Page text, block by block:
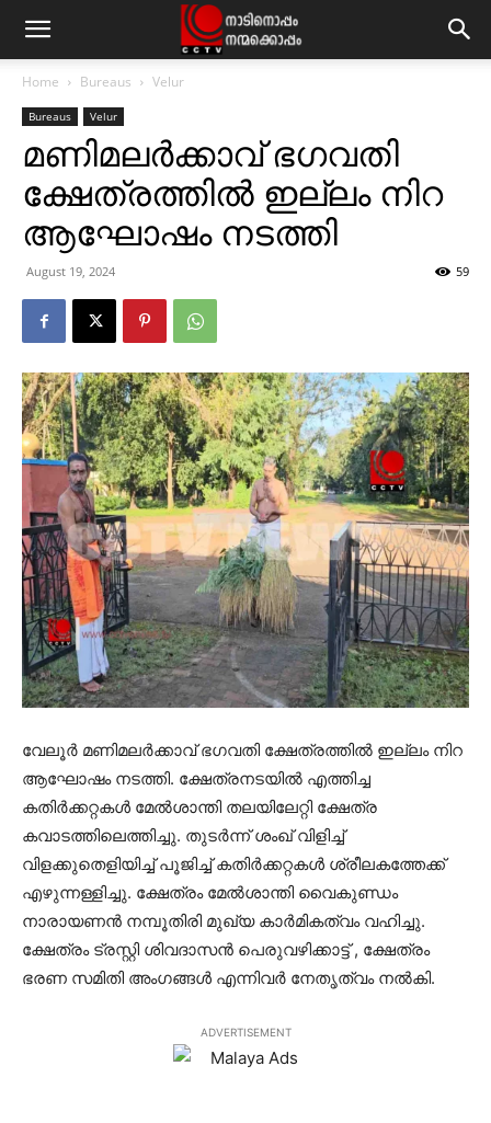
Home Bureaus Velur
Bureaus Velur
മണിമലര്‍ക്കാവ് ഭഗവതി
ക്ഷേത്രത്തില്‍ ഇല്ലം നിറ
ആഘോഷം നടത്തി
August 19, 2024 59
വേലൂര്‍ മണിമലര്‍ക്കാവ് ഭഗവതി ക്ഷേത്രത്തില്‍ ഇല്ലം നിറ
ആഘോഷം നടത്തി. ക്ഷേത്രനടയില്‍ എത്തിച്ച
കതിര്‍ക്കറ്റകള്‍ മേല്‍ശാന്തി തലയിലേറ്റി ക്ഷേത്ര
കവാടത്തിലെത്തിച്ചു. തുടര്‍ന്ന് ശംഖ് വിളിച്ച്
വിളക്കുതെളിയിച്ച് പൂജിച്ച് കതിര്‍ക്കറ്റകള്‍ ശ്രീലകത്തേക്ക്
എഴുന്നള്ളിച്ചു. ക്ഷേത്രം മേല്‍ശാന്തി വൈകുണ്ഡം
നാരായണന്‍ നമ്പൂതിരി മുഖ്യ കാര്‍മികത്വം വഹിച്ചു.
ക്ഷേത്രം ട്രസ്റ്റി ശിവദാസന്‍ പെരുവഴിക്കാട്ട് , ക്ഷേത്രം
ഭരണ സമിതി അംഗങ്ങള്‍ എന്നിവര്‍ നേതൃത്വം നല്‍കി.
ADVERTISEMENT